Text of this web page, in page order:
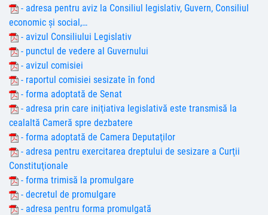
- adresa pentru aviz la Consiliul legislativ, Guvern, Consiliul
economic şi social,…
- avizul Consiliului Legislativ
- punctul de vedere al Guvernului
- avizul comisiei
- raportul comisiei sesizate în fond
- forma adoptată de Senat
- adresa prin care iniţiativa legislativă este transmisă la
cealaltă Cameră spre dezbatere
- forma adoptată de Camera Deputaţilor
- adresa pentru exercitarea dreptului de sesizare a Curţii
Constituţionale
- forma trimisă la promulgare
- decretul de promulgare
- adresa pentru forma promulgată